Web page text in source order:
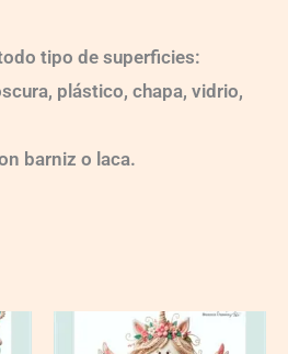
tipo de superficies:
plástico, chapa, vidrio,
barniz o laca.
quantity